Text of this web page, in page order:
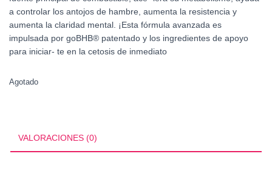
a controlar los antojos de hambre, aumenta la resistencia y
aumenta la claridad mental. ¡Esta fórmula avanzada es
impulsada por goBHB® patentado y los ingredientes de apoyo
para iniciar- te en la cetosis de inmediato
Agotado
VALORACIONES (0)